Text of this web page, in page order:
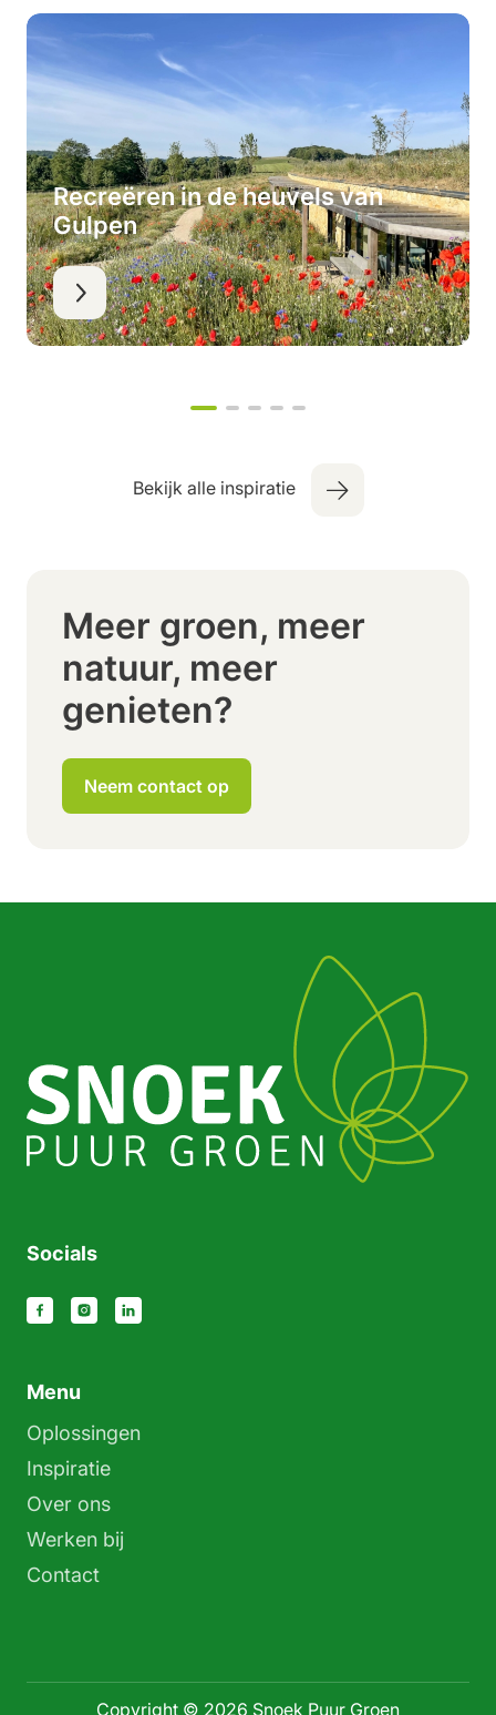
Recreëren in de heuvels van
Gulpen
Bekijk alle inspiratie
Meer groen, meer
natuur, meer
genieten?
Neem contact op
Socials
Menu
Oplossingen
Inspiratie
Over ons
Werken bij
Contact
Copyright © 2026 Snoek Puur Groen